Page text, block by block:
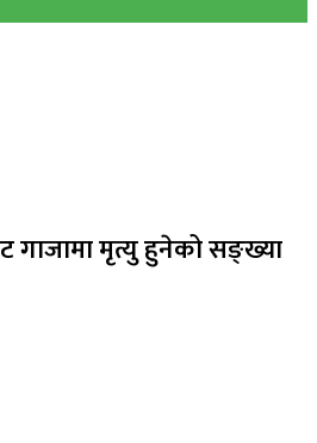
गाजामा मृत्यु हुनेको सङ्ख्या